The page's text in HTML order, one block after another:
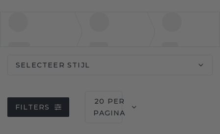
SELECTEER STIJL
FILTERS
20 PER
PAGINA